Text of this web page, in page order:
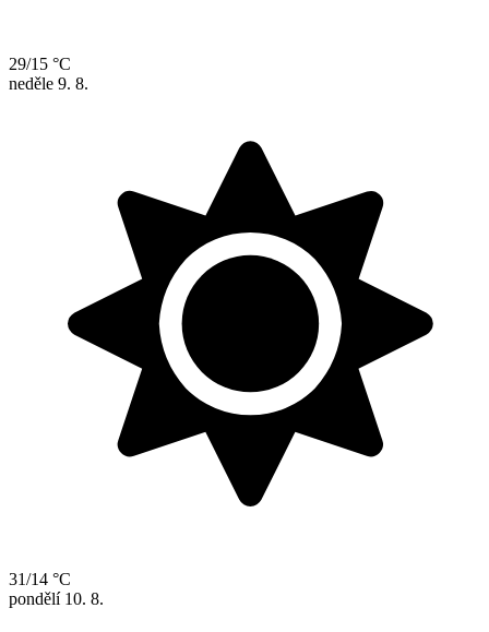
29/15 °C
neděle 9. 8.
31/14 °C
pondělí 10. 8.